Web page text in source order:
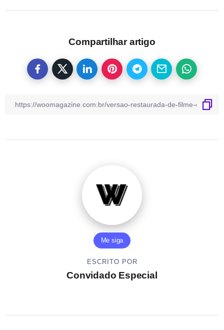
Compartilhar artigo
Me siga
ESCRITO POR
Convidado Especial